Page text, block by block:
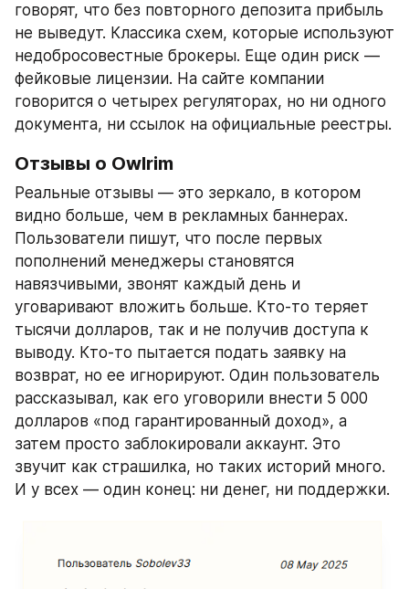
говорят, что без повторного депозита прибыль
не выведут. Классика схем, которые используют
недобросовестные брокеры. Еще один риск —
фейковые лицензии. На сайте компании
говорится о четырех регуляторах, но ни одного
документа, ни ссылок на официальные реестры.
Отзывы о Owlrim
Реальные отзывы — это зеркало, в котором
видно больше, чем в рекламных баннерах.
Пользователи пишут, что после первых
пополнений менеджеры становятся
навязчивыми, звонят каждый день и
уговаривают вложить больше. Кто-то теряет
тысячи долларов, так и не получив доступа к
выводу. Кто-то пытается подать заявку на
возврат, но ее игнорируют. Один пользователь
рассказывал, как его уговорили внести 5 000
долларов «под гарантированный доход», а
затем просто заблокировали аккаунт. Это
звучит как страшилка, но таких историй много.
И у всех — один конец: ни денег, ни поддержки.